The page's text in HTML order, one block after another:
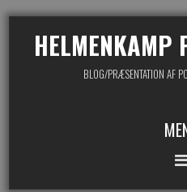
HELMENKAMP
BLOG/PRÆSENTATION AF